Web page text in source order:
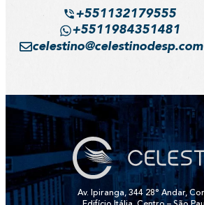
+551132179555
+5511984351481
Av. Ipiranga, 344 28° Andar,